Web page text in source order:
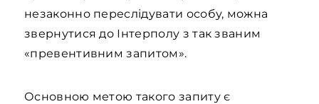
незаконно переслідувати особу, можна
звернутися до Інтерполу з так званим
«превентивним запитом».
Основною метою такого запиту є